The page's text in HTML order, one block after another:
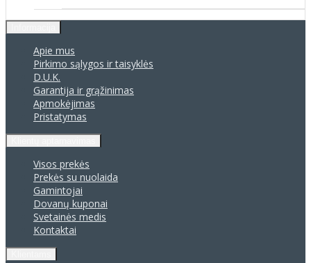
Apie mus
Pirkimo sąlygos ir taisyklės
D.U.K.
Garantija ir grąžinimas
Apmokėjimas
Pristatymas
Visos prekės
Prekės su nuolaida
Gamintojai
Dovanų kuponai
Svetainės medis
Kontaktai